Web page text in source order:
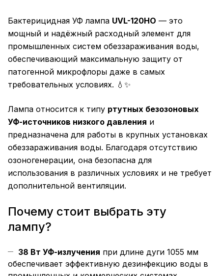
Бактерицидная УФ лампа UVL-120HO — это
мощный и надёжный расходный элемент для
промышленных систем обеззараживания воды,
обеспечивающий максимальную защиту от
патогенной микрофлоры даже в самых
требовательных условиях. 💧✨
Лампа относится к типу ртутных безозоновых
УФ-источников низкого давления и
предназначена для работы в крупных установках
обеззараживания воды. Благодаря отсутствию
озоногенерации, она безопасна для
использования в различных условиях и не требует
дополнительной вентиляции.
Почему стоит выбрать эту
лампу?
38 Вт УФ-излучения при длине дуги 1055 мм
обеспечивает эффективную дезинфекцию воды в